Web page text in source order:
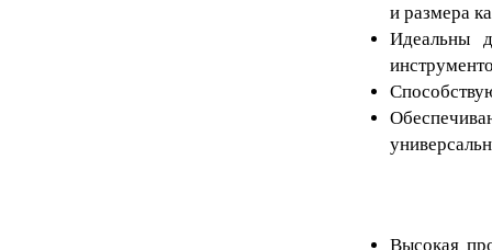
и размера
Идеальны
Высокая